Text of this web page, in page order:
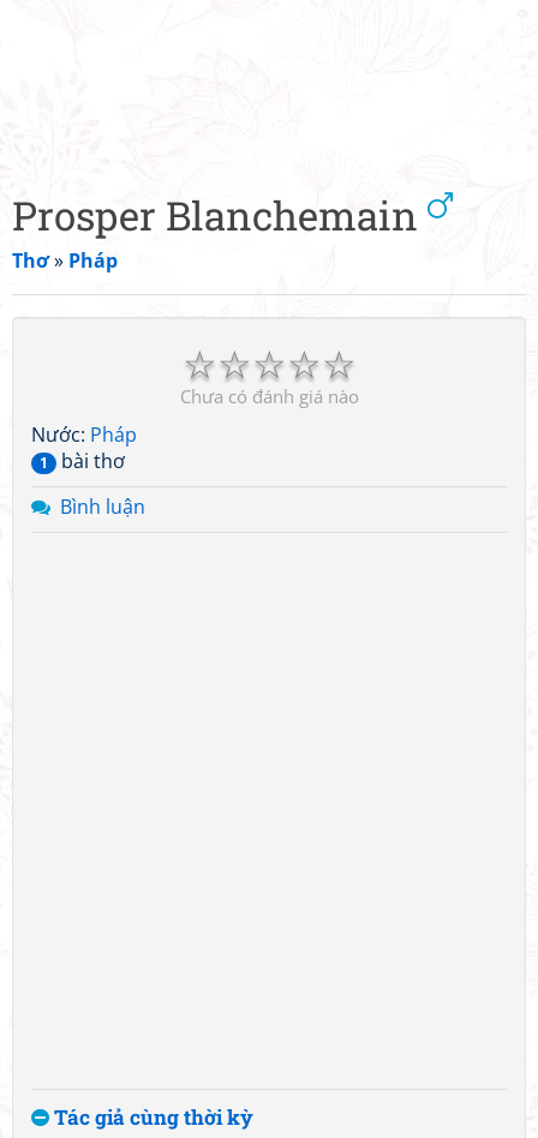
Prosper Blanchemain
Thơ» Pháp
☆
☆
☆
☆
☆
Chưa có đánh giá nào
Nước: Pháp
1
bài thơ
Bình luận
Tác giả cùng thời kỳ